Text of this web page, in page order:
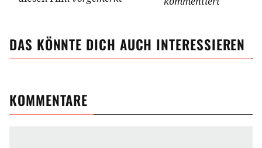
DAS KÖNNTE DICH AUCH INTERESSIEREN
KOMMENTARE